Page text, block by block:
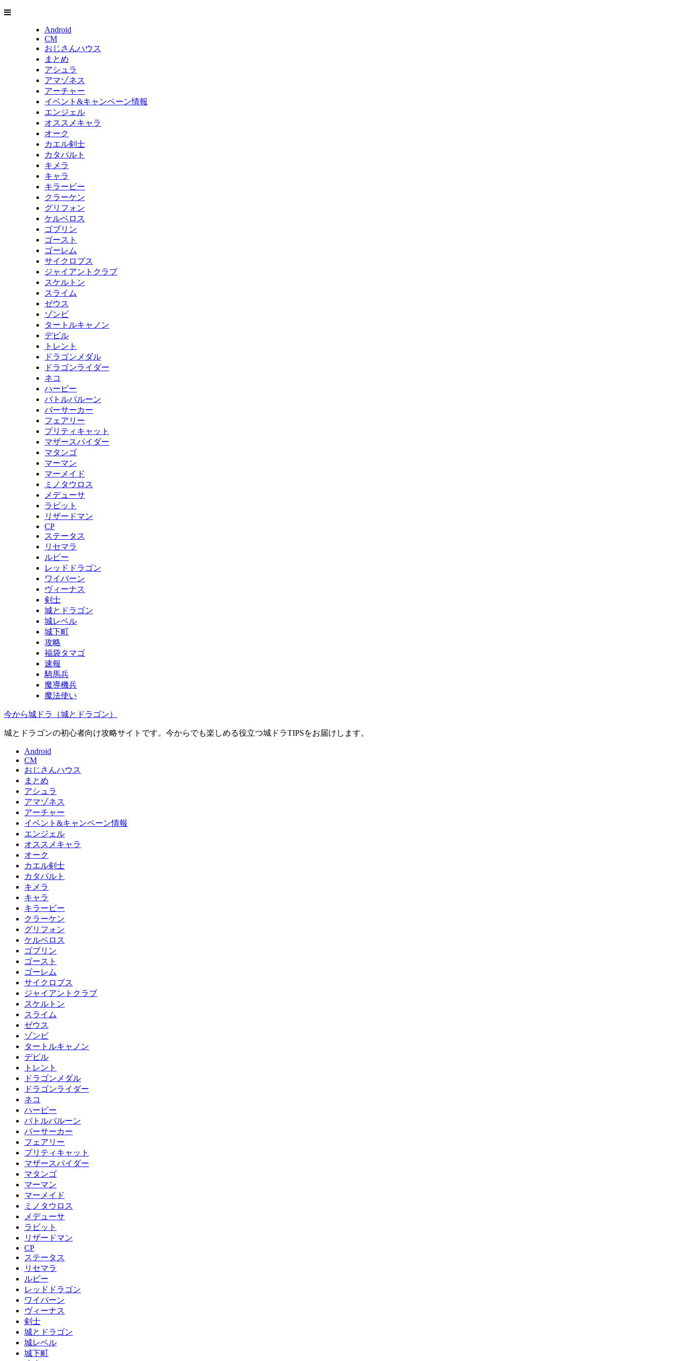
Android
CM
おじさんハウス
まとめ
アシュラ
アマゾネス
アーチャー
イベント&キャンペーン情報
エンジェル
オススメキャラ
オーク
カエル剣士
カタパルト
キメラ
キャラ
キラービー
クラーケン
グリフォン
ケルベロス
ゴブリン
ゴースト
ゴーレム
サイクロプス
ジャイアントクラブ
スケルトン
スライム
ゼウス
ゾンビ
タートルキャノン
デビル
トレント
ドラゴンメダル
ドラゴンライダー
ネコ
ハーピー
バトルバルーン
バーサーカー
フェアリー
プリティキャット
マザースパイダー
マタンゴ
マーマン
マーメイド
ミノタウロス
メデューサ
ラビット
リザードマン
CP
ステータス
リセマラ
ルビー
レッドドラゴン
ワイバーン
ヴィーナス
剣士
城とドラゴン
城レベル
城下町
攻略
福袋タマゴ
速報
騎馬兵
魔導機兵
魔法使い
今から城ドラ（城とドラゴン）
城とドラゴンの初心者向け攻略サイトです。今からでも楽しめる役立つ城ドラTIPSをお届けします。
Android
CM
おじさんハウス
まとめ
アシュラ
アマゾネス
アーチャー
イベント&キャンペーン情報
エンジェル
オススメキャラ
オーク
カエル剣士
カタパルト
キメラ
キャラ
キラービー
クラーケン
グリフォン
ケルベロス
ゴブリン
ゴースト
ゴーレム
サイクロプス
ジャイアントクラブ
スケルトン
スライム
ゼウス
ゾンビ
タートルキャノン
デビル
トレント
ドラゴンメダル
ドラゴンライダー
ネコ
ハーピー
バトルバルーン
バーサーカー
フェアリー
プリティキャット
マザースパイダー
マタンゴ
マーマン
マーメイド
ミノタウロス
メデューサ
ラビット
リザードマン
CP
ステータス
リセマラ
ルビー
レッドドラゴン
ワイバーン
ヴィーナス
剣士
城とドラゴン
城レベル
城下町